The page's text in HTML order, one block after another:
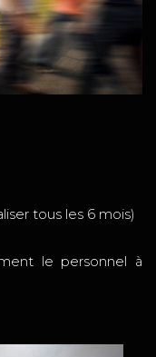
tous les 6 mois)
le personnel à